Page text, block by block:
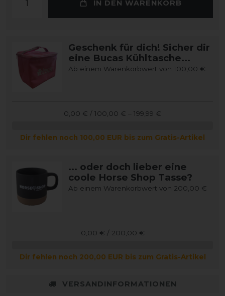
IN DEN WARENKORB
Geschenk für dich! Sicher dir
eine Bucas Kühltasche...
Ab einem Warenkorbwert von 100,00 €
0,00 € / 100,00 € – 199,99 €
Dir fehlen noch 100,00 EUR bis zum Gratis-Artikel
... oder doch lieber eine
coole Horse Shop Tasse?
Ab einem Warenkorbwert von 200,00 €
0,00 € / 200,00 €
Dir fehlen noch 200,00 EUR bis zum Gratis-Artikel
VERSANDINFORMATIONEN